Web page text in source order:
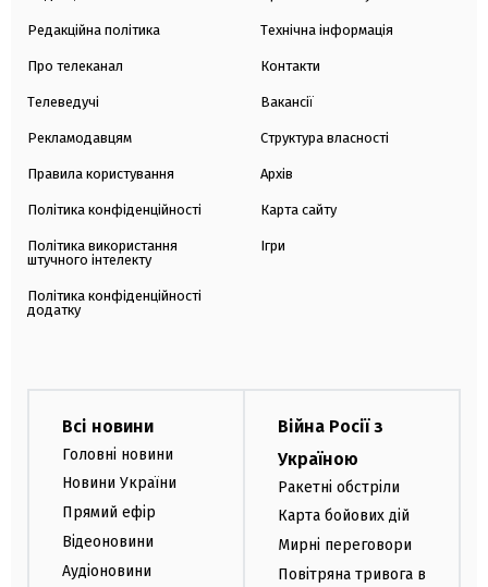
Редакційна політика
Про телеканал
Телеведучі
Рекламодавцям
Правила користування
Політика конфіденційності
Політика використання
штучного інтелекту
Політика конфіденційності
додатку
Технічна інформація
Контакти
Вакансії
Структура власності
Архів
Карта сайту
Ігри
Всі новини
Головні новини
Новини України
Прямий ефір
Відеоновини
Аудіоновини
Війна Росії з
Україною
Ракетні обстріли
Карта бойових дій
Мирні переговори
Повітряна тривога в